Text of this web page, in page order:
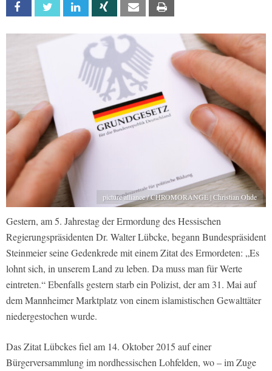
Facebook Twitter Linkedin Xing Email
picture alliance / CHROMORANGE | Christian Ohde
Gestern, am 5. Jahrestag der Ermordung des Hessischen
Regierungspräsidenten Dr. Walter Lübcke, begann Bundespräsident
Steinmeier seine Gedenkrede mit einem Zitat des Ermordeten: „Es
lohnt sich, in unserem Land zu leben. Da muss man für Werte
eintreten.“ Ebenfalls gestern starb ein Polizist, der am 31. Mai auf
dem Mannheimer Marktplatz von einem islamistischen Gewalttäter
niedergestochen wurde.
Das Zitat Lübckes fiel am 14. Oktober 2015 auf einer
Bürgerversammlung im nordhessischen Lohfelden, wo – im Zuge